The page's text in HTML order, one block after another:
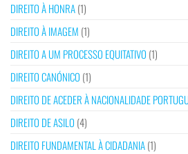
DIREITO À HONRA(1)
DIREITO À IMAGEM (1)
DIREITO A UM PROCESSO EQUITATIVO (1)
DIREITO CANÓNICO (1)
DIREITO DE ACEDER À NACIONALIDADE
DIREITO DE ASILO (4)
DIREITO FUNDAMENTAL À CIDADANIA(1)